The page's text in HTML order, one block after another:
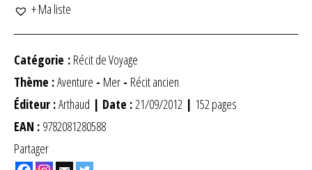
+ Ma liste
Catégorie : Récit de Voyage
Thème :Aventure - Mer - Récit ancien
Éditeur :Arthaud | Date :21/09/2012 | 152 pages
EAN : 9782081280588
Partager